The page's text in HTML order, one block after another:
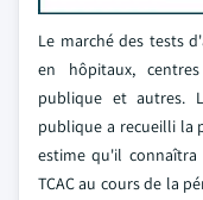
Le marché des tests
en hôpitaux,
publique et autres.
publique a recueilli la
estime qu'il connaîtra
TCAC au cours de la